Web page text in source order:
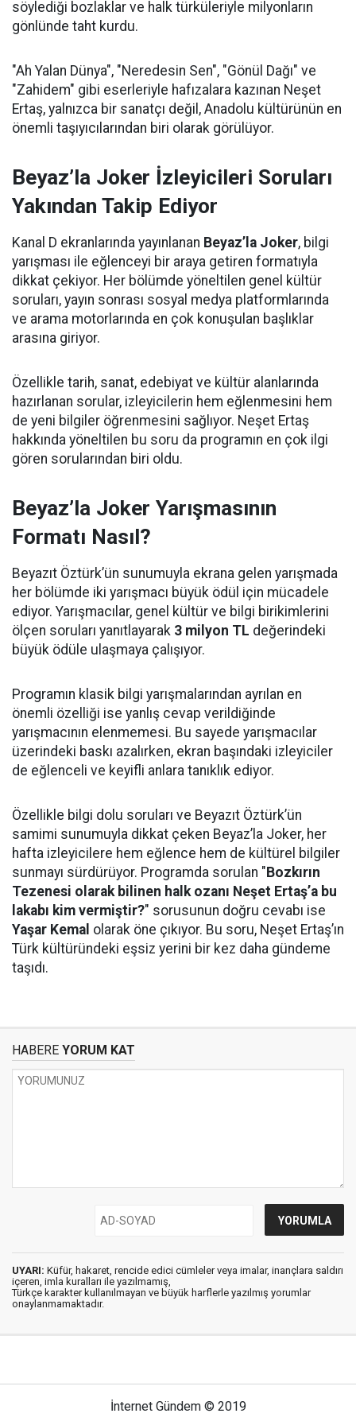
söylediği bozlaklar ve halk türküleriyle milyonların
gönlünde taht kurdu.
"Ah Yalan Dünya", "Neredesin Sen", "Gönül Dağı" ve
"Zahidem" gibi eserleriyle hafızalara kazınan Neşet
Ertaş, yalnızca bir sanatçı değil, Anadolu kültürünün en
önemli taşıyıcılarından biri olarak görülüyor.
Beyaz’la Joker İzleyicileri Soruları
Yakından Takip Ediyor
Kanal D ekranlarında yayınlanan Beyaz’la Joker, bilgi
yarışması ile eğlenceyi bir araya getiren formatıyla
dikkat çekiyor. Her bölümde yöneltilen genel kültür
soruları, yayın sonrası sosyal medya platformlarında
ve arama motorlarında en çok konuşulan başlıklar
arasına giriyor.
Özellikle tarih, sanat, edebiyat ve kültür alanlarında
hazırlanan sorular, izleyicilerin hem eğlenmesini hem
de yeni bilgiler öğrenmesini sağlıyor. Neşet Ertaş
hakkında yöneltilen bu soru da programın en çok ilgi
gören sorularından biri oldu.
Beyaz’la Joker Yarışmasının
Formatı Nasıl?
Beyazıt Öztürk’ün sunumuyla ekrana gelen yarışmada
her bölümde iki yarışmacı büyük ödül için mücadele
ediyor. Yarışmacılar, genel kültür ve bilgi birikimlerini
ölçen soruları yanıtlayarak 3 milyon TL değerindeki
büyük ödüle ulaşmaya çalışıyor.
Programın klasik bilgi yarışmalarından ayrılan en
önemli özelliği ise yanlış cevap verildiğinde
yarışmacının elenmemesi. Bu sayede yarışmacılar
üzerindeki baskı azalırken, ekran başındaki izleyiciler
de eğlenceli ve keyifli anlara tanıklık ediyor.
Özellikle bilgi dolu soruları ve Beyazıt Öztürk’ün
samimi sunumuyla dikkat çeken Beyaz’la Joker, her
hafta izleyicilere hem eğlence hem de kültürel bilgiler
sunmayı sürdürüyor. Programda sorulan " Bozkırın
Tezenesi olarak bilinen halk ozanı Neşet Ertaş’a bu
lakabı kim vermiştir?" sorusunun doğru cevabı ise
Yaşar Kemal olarak öne çıkıyor. Bu soru, Neşet Ertaş’ın
Türk kültüründeki eşsiz yerini bir kez daha gündeme
taşıdı.
HABERE YORUM KAT
UYARI: Küfür, hakaret, rencide edici cümleler veya imalar, inançlara saldırı
içeren, imla kuralları ile yazılmamış,
Türkçe karakter kullanılmayan ve büyük harflerle yazılmış yorumlar
onaylanmamaktadır.
İnternet Gündem © 2019